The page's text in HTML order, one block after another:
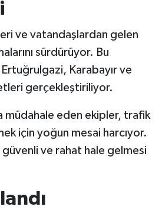
ve vatandaşlardan gelen
sürdürüyor. Bu
Karabayır ve
gerçekleştiriliyor.
müdahale eden ekipler, trafik
için yoğun mesai harcıyor.
güvenli ve rahat hale gelmesi